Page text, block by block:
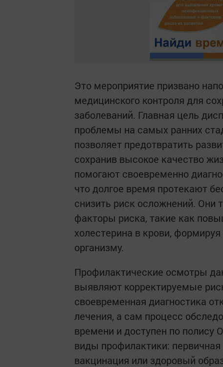
Это мероприятие призвано
медицинского контроля для
заболеваний. Главная цель
проблемы на самых ранних
позволяет предотвратить
сохранив высокое качество
помогают своевременно
что долгое время протекают
снизить риск осложнений. Они
факторы риска, такие как
холестерина в крови,
организму.
Профилактические осмотры
выявляют корректируемые
своевременная диагностика
лечения, а сам процесс
времени и доступен по
виды профилактики:
вакцинация или здоровый